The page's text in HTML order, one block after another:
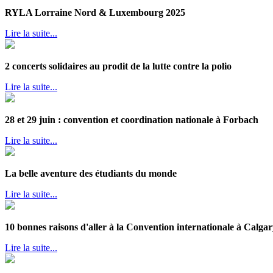
RYLA Lorraine Nord & Luxembourg 2025
Lire la suite...
2 concerts solidaires au prodit de la lutte contre la polio
Lire la suite...
28 et 29 juin : convention et coordination nationale à Forbach
Lire la suite...
La belle aventure des étudiants du monde
Lire la suite...
10 bonnes raisons d'aller à la Convention internationale à
Lire la suite...